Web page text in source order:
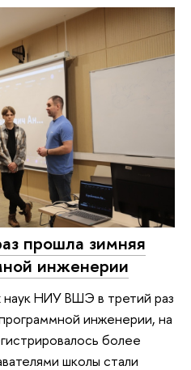
прошла зимняя
инженерии
наук НИУ ВШЭ в третий раз
инженерии, на
более
школы стали